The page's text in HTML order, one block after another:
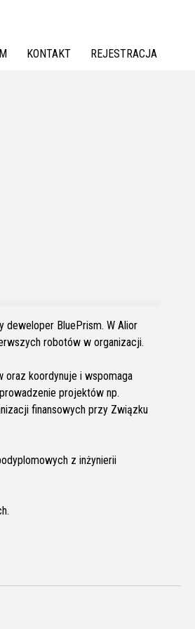
KONTAKT REJESTRACJA
deweloper BluePrism. W Alior
robotów w organizacji.
koordynuje i wspomaga
projektów np.
finansowych przy Związku
z inżynierii